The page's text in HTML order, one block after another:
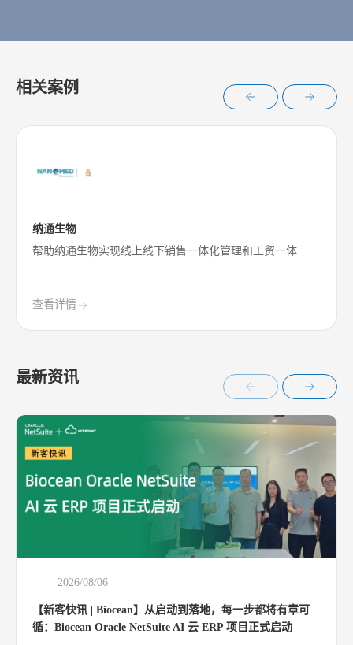
相关案例
纳通生物
帮助纳通生物实现线上线下销售一体化管理和工贸一体
查看详情
最新资讯
2026/08/06
【新客快讯 | Biocean】从启动到落地，每一步都将有章可
循：Biocean Oracle NetSuite AI 云 ERP 项目正式启动